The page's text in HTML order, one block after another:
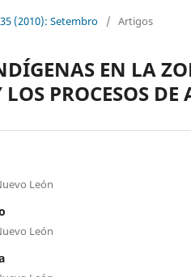
(2010): Setembro / Artigos
EN LA
PROCESOS
León
León